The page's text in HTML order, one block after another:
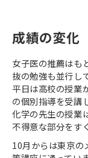
成績の変化
女子医の推薦はも
抜の勉強も並行し
平日は高校の授業
の個別指導を受講
化学の先生の授業
不得意な部分をす
10月からは東京の